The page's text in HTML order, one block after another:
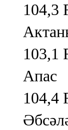
104,3
103,1
Апас
104,4